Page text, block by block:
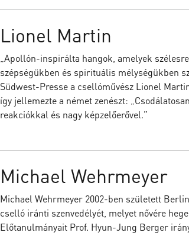
Lionel Martin
„Apollón-inspirálta hangok, amelyek
szépségükben és spirituális mélységükben
Südwest-Presse a csellóművész Lionel
így jellemezte a német zenészt:
reakciókkal és nagy képzelőerővel.”
Michael Wehrmeyer
Michael Wehrmeyer 2002-ben született
cselló iránti szenvedélyét, melyet nővére
Előtanulmányait Prof. Hyun-Jung Berger